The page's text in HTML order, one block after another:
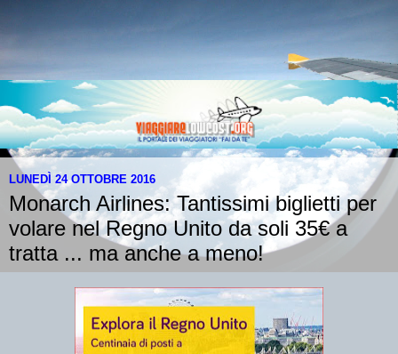
LUNEDÌ 24 OTTOBRE 2016
Monarch Airlines: Tantissimi biglietti per
volare nel Regno Unito da soli 35€ a
tratta ... ma anche a meno!